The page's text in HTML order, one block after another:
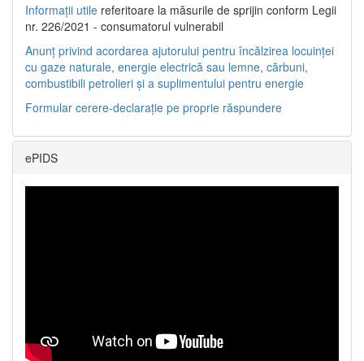
Informații utile referitoare la măsurile de sprijin conform Legii
nr. 226/2021 - consumatorul vulnerabil
Anunț privind acordarea ajutorului pentru încălzirea locuinței
cu gaze naturale, energie electrică sau lemne, cărbuni,
combustibili petrolieri și a suplimentului pentru energie
Formular cerere-declarație pe proprie răspundere
ePIDS